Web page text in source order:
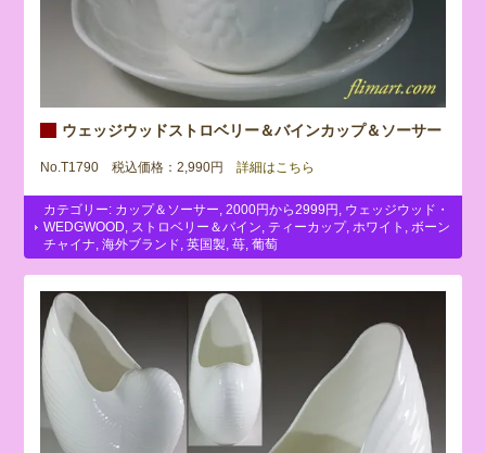
ウェッジウッドストロベリー＆バインカップ＆ソーサー
No.T1790 税込価格：2,990円 詳細はこちら
カテゴリー: カップ＆ソーサー ,2000円から2999円
ウェッジウッド・
WEDGWOOD
ストロベリー＆バイン ティーカップ, ホワイト
ボーン
チャイナ ,海外ブランド ,英国製 ,苺 ,葡萄